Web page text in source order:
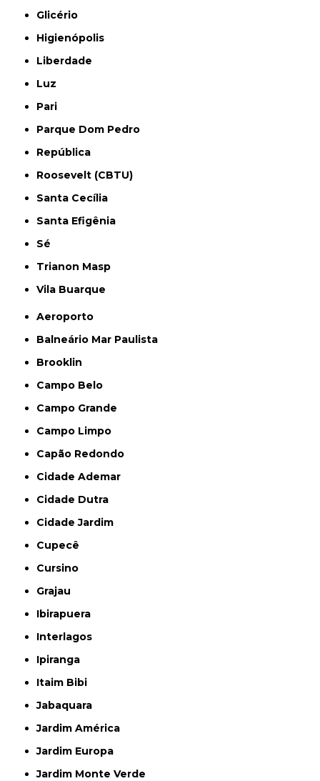
Glicério
Higienópolis
Liberdade
Luz
Pari
Parque Dom Pedro
República
Roosevelt (CBTU)
Santa Cecília
Santa Efigênia
Sé
Trianon Masp
Vila Buarque
Aeroporto
Balneário Mar Paulista
Brooklin
Campo Belo
Campo Grande
Campo Limpo
Capão Redondo
Cidade Ademar
Cidade Dutra
Cidade Jardim
Cupecê
Cursino
Grajau
Ibirapuera
Interlagos
Ipiranga
Itaim Bibi
Jabaquara
Jardim América
Jardim Europa
Jardim Monte Verde